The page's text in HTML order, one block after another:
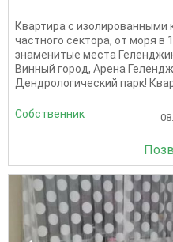
Квартира с изолированными
частного сектора, от моря в
знаменитые места
Винный город, Арена
Дендрологический парк!
Собственник